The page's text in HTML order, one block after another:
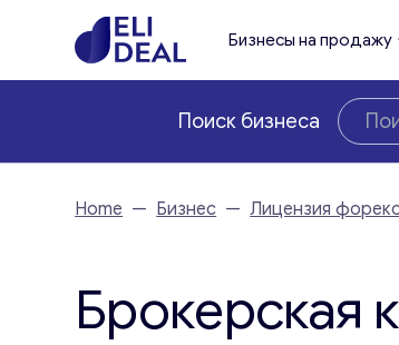
Бизнесы на продажу
Поиск бизнеса
Home — Бизнес — Лицензия
Брокерская